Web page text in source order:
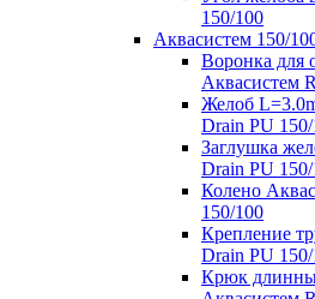
150/100
Аквасистем 150/
Воронка для
Аквасистем
Желоб
Drain PU
Заглушка
Drain PU
Колено
150/100
Крепление
Drain PU
Крюк